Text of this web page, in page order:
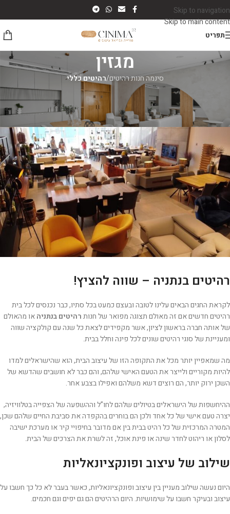
Skip to navigation
Skip to main content
תפריט
מגזין
סינמה חנות רהיטים/רהיטים כללי
רהיטים כללי
רהיטים בנתניה
סינמה רהיטיםOn יוני 8, 2026
רהיטים בנתניה – שווה להציץ!
לקראת החגים הבאים עלינו לטובה ובעצם כמעט בכל סתיו, כבר נכנסים לכל בית
רהיטים חדשים אם זה מאולם תצוגה מפואר של חנותרהיטים בנתניהאו מהאולם
של אותה חברה בראשון לציון, אשר מקפידים לצאת כל שנה עם קולקציה שווה
ומעניינת של סוגי רהיטים שונים לכל פינה וחלל בבית.
מה שמאפיין יותר מכל את התקופה הזו של עיצוב הבית, הוא שהישראלים למדו
להיות מקוריים ולייצר את הטעם האישי שלהם, והם כבר לא חושבים שהדשא של
השכן ירוק יותר, הם רוצים דשא משלהם ואפילו בצבע אחר.
ההיחשפות של הישראלים בטיולים שלהם לחו”ל וההשפעה של הצפייה בטלוויזיה,
יצרה טעם אישי של כל אחד ולכן הם בוחרים בהקפדה את סביבת החיים שלהם שכן,
המטרה המרכזית של כל רהיט בבית בין אם מדובר בחיפויי קיר או מערכת ישיבה
לסלון או ריהוט לחדר שינה או פינת אוכל, זה לשרת את הצרכים של הבית.
שילוב של עיצוב ופונקציונאליות
היום נעשה שילוב מעניין בין עיצוב ופונקציונאליות, כאשר בעבר לא כל כך חשבו על
עיצוב ובעיקר חשבו על שימושיות. היום הרהיטים הם גם יפים וגם חכמים.